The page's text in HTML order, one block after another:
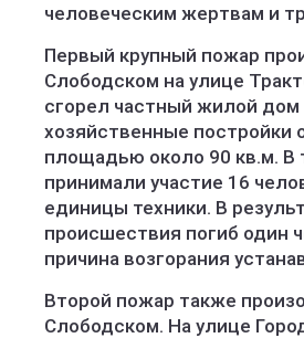
человеческим жертвам и
Первый крупный пожар
Слободском на улице
сгорел частный жилой
хозяйственные постройки
площадью около 90 кв.м. В
принимали участие 16
единицы техники. В
происшествия погиб один
причина возгорания
Второй пожар также
Слободском. На улице